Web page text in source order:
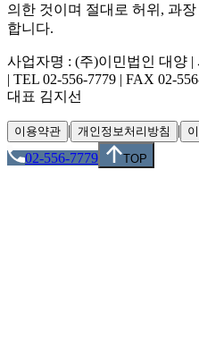
의한 것이며 절대로 허위, 과
합니다.
사업자명 : (주)이민법인 대양 |
| TEL 02-556-7779 | FAX 02-
대표 김지선
이용약관 | 개인정보처리방침 |
02-556-7779
TOP